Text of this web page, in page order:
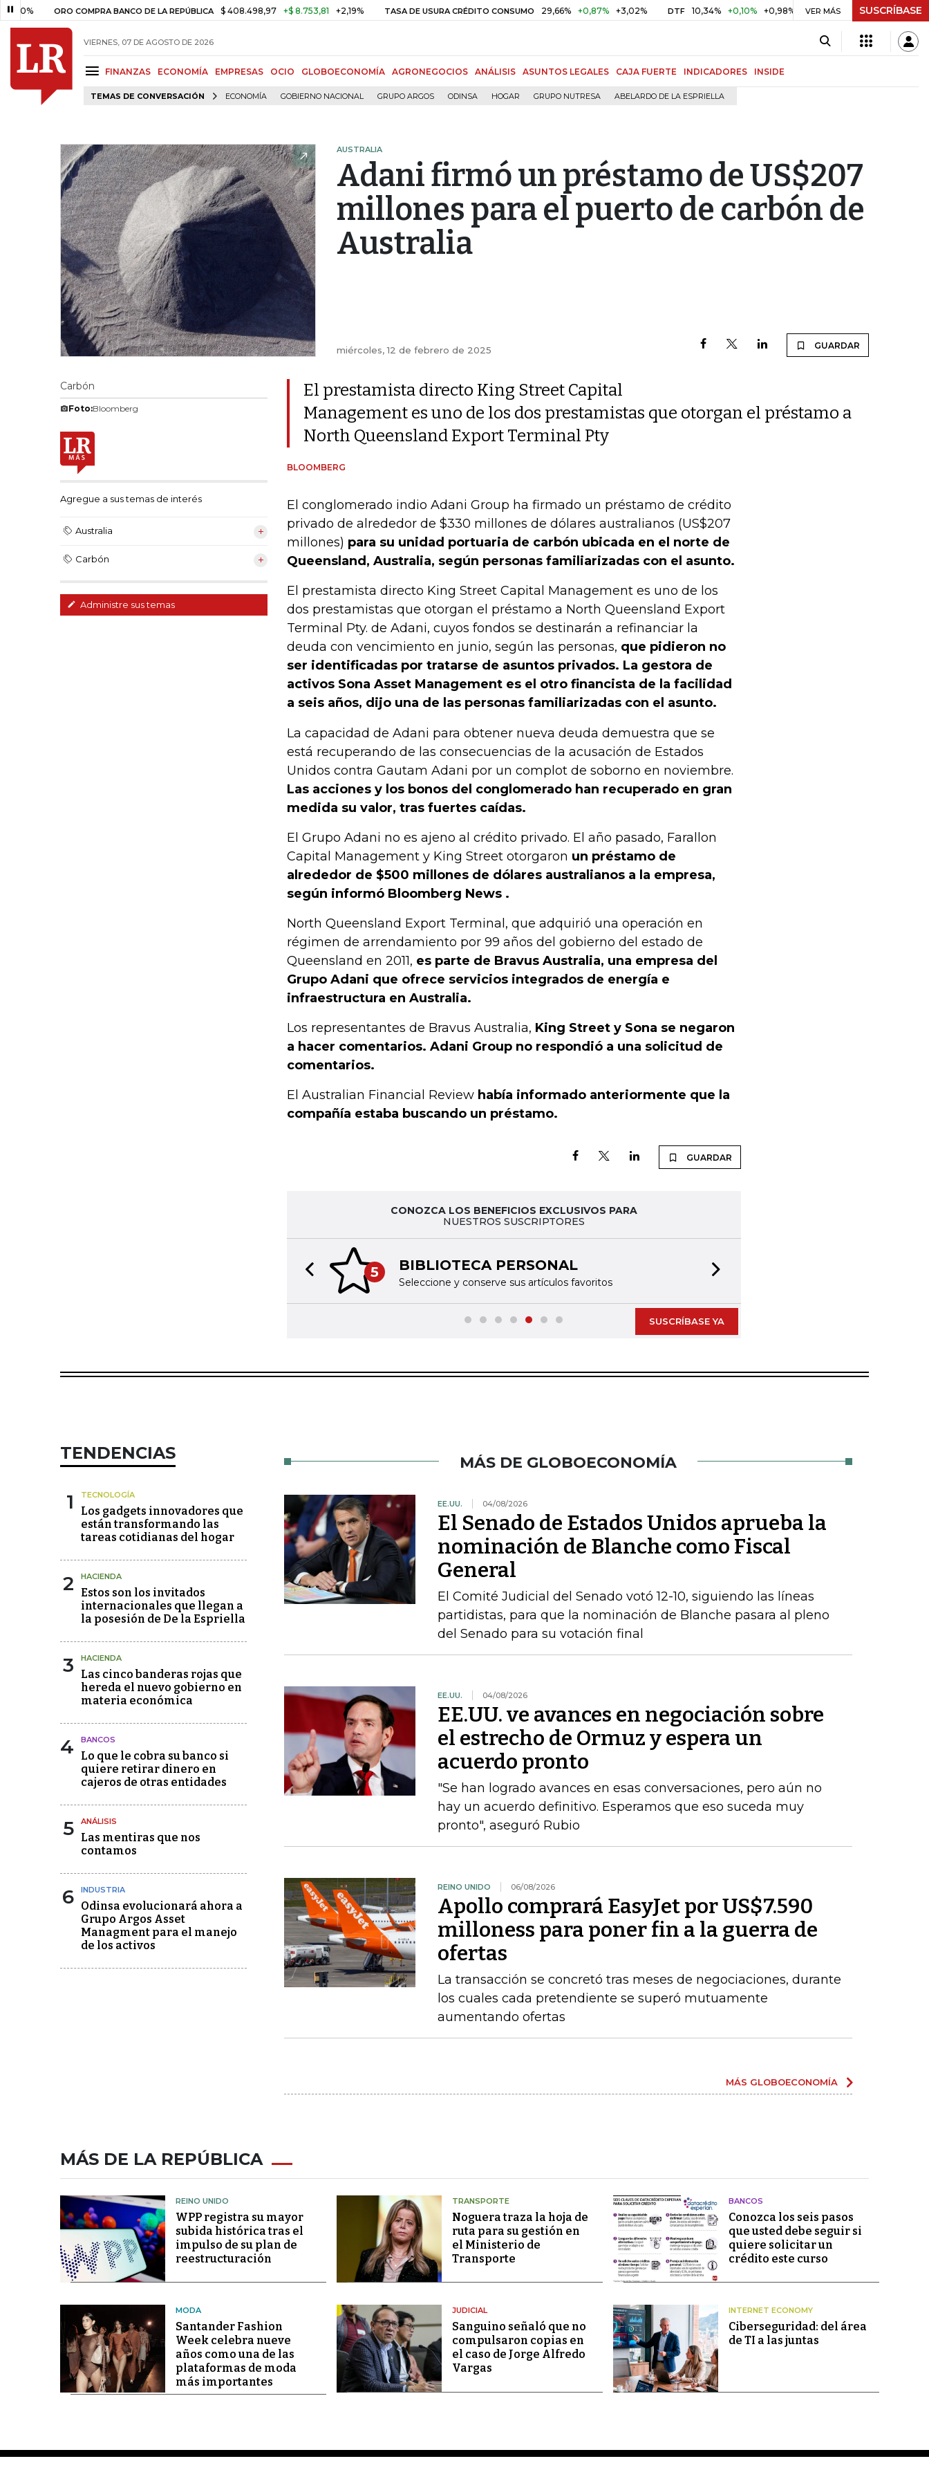
ORO COMPRA BANCO DE LA REPÚBLICA $ 408.498,97 +$ 8.753,81 +2,19% TASA DE USURA CRÉDITO CONSUMO 29,66% +0,87% +3,02% DTF 10,34% +0,10% +0,98% UVR $ 416,91 +$ 0,05 +0,01%
VER MÁS SUSCRÍBASE
VIERNES, 07 DE AGOSTO DE 2026
FINANZAS ECONOMÍA EMPRESAS OCIO GLOBOECONOMÍA AGRONEGOCIOS ANÁLISIS ASUNTOS LEGALES CAJA FUERTE INDICADORES INSIDE
TEMAS DE CONVERSACIÓN ECONOMÍA GOBIERNO NACIONAL GRUPO ARGOS ODINSA HOGAR GRUPO NUTRESA ABELARDO DE LA ESPRIELLA
AUSTRALIA
Adani firmó un préstamo de US$207
millones para el puerto de carbón de
Australia
miércoles, 12 de febrero de 2025 GUARDAR
Carbón
Foto:Bloomberg
Agregue a sus temas de interés
Australia
Carbón
Administre sus temas
El prestamista directo King Street Capital
Management es uno de los dos prestamistas que otorgan el préstamo a
North Queensland Export Terminal Pty
BLOOMBERG
El conglomerado indio Adani Group ha firmado un préstamo de crédito
privado de alrededor de $330 millones de dólares australianos (US$207
millones) para su unidad portuaria de carbón ubicada en el norte de
Queensland, Australia, según personas familiarizadas con el asunto.
El prestamista directo King Street Capital Management es uno de los
dos prestamistas que otorgan el préstamo a North Queensland Export
Terminal Pty. de Adani, cuyos fondos se destinarán a refinanciar la
deuda con vencimiento en junio, según las personas, que pidieron no
ser identificadas por tratarse de asuntos privados. La gestora de
activos Sona Asset Management es el otro financista de la facilidad
a seis años, dijo una de las personas familiarizadas con el asunto.
La capacidad de Adani para obtener nueva deuda demuestra que se
está recuperando de las consecuencias de la acusación de Estados
Unidos contra Gautam Adani por un complot de soborno en noviembre.
Las acciones y los bonos del conglomerado han recuperado en gran
medida su valor, tras fuertes caídas.
El Grupo Adani no es ajeno al crédito privado. El año pasado, Farallon
Capital Management y King Street otorgaron un préstamo de
alrededor de $500 millones de dólares australianos a la empresa,
según informó Bloomberg News .
North Queensland Export Terminal, que adquirió una operación en
régimen de arrendamiento por 99 años del gobierno del estado de
Queensland en 2011, es parte de Bravus Australia, una empresa del
Grupo Adani que ofrece servicios integrados de energía e
infraestructura en Australia.
Los representantes de Bravus Australia, King Street y Sona se negaron
a hacer comentarios. Adani Group no respondió a una solicitud de
comentarios.
El Australian Financial Review había informado anteriormente que la
compañía estaba buscando un préstamo.
GUARDAR
CONOZCA LOS BENEFICIOS EXCLUSIVOS PARA
NUESTROS SUSCRIPTORES
5 BIBLIOTECA PERSONAL
Seleccione y conserve sus artículos favoritos
Previous slide
SUSCRÍBASE YA
TENDENCIAS
1 TECNOLOGÍA
Los gadgets innovadores que
están transformando las
tareas cotidianas del hogar
2 HACIENDA
Estos son los invitados
internacionales que llegan a
la posesión de De la Espriella
3 HACIENDA
Las cinco banderas rojas que
hereda el nuevo gobierno en
materia económica
4 BANCOS
Lo que le cobra su banco si
quiere retirar dinero en
cajeros de otras entidades
5 ANÁLISIS
Las mentiras que nos
contamos
6 INDUSTRIA
Odinsa evolucionará ahora a
Grupo Argos Asset
Managment para el manejo
de los activos
MÁS DE GLOBOECONOMÍA
EE.UU. 04/08/2026
El Senado de Estados Unidos aprueba la
nominación de Blanche como Fiscal
General
El Comité Judicial del Senado votó 12-10, siguiendo las líneas
partidistas, para que la nominación de Blanche pasara al pleno
del Senado para su votación final
EE.UU. 04/08/2026
EE.UU. ve avances en negociación sobre
el estrecho de Ormuz y espera un
acuerdo pronto
"Se han logrado avances en esas conversaciones, pero aún no
hay un acuerdo definitivo. Esperamos que eso suceda muy
pronto", aseguró Rubio
REINO UNIDO 06/08/2026
Apollo comprará EasyJet por US$7.590
milloness para poner fin a la guerra de
ofertas
La transacción se concretó tras meses de negociaciones, durante
los cuales cada pretendiente se superó mutuamente
aumentando ofertas
MÁS GLOBOECONOMÍA
MÁS DE LA REPÚBLICA
REINO UNIDO
WPP registra su mayor
subida histórica tras el
impulso de su plan de
reestructuración
TRANSPORTE
Noguera traza la hoja de
ruta para su gestión en
el Ministerio de
Transporte
BANCOS
Conozca los seis pasos
que usted debe seguir si
quiere solicitar un
crédito este curso
MODA
Santander Fashion
Week celebra nueve
años como una de las
plataformas de moda
más importantes
JUDICIAL
Sanguino señaló que no
compulsaron copias en
el caso de Jorge Alfredo
Vargas
INTERNET ECONOMY
Ciberseguridad: del área
de TI a las juntas